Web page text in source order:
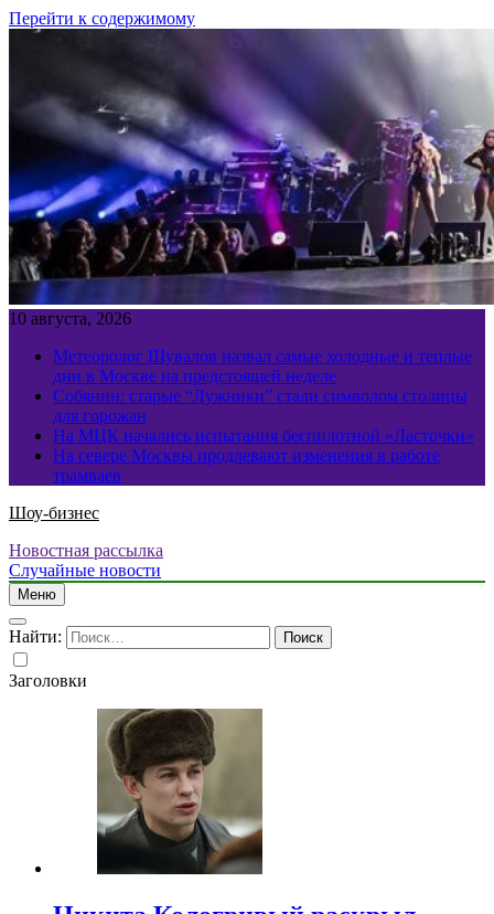
Перейти к содержимому
10 августа, 2026
Метеоролог Шувалов назвал самые холодные и теплые
дни в Москве на предстоящей неделе
Собянин: старые “Лужники” стали символом столицы
для горожан
На МЦК начались испытания беспилотной «Ласточки»
На севере Москвы продлевают изменения в работе
трамваев
Шоу-бизнес
Новостная рассылка
Случайные новости
Меню
Найти:
Заголовки